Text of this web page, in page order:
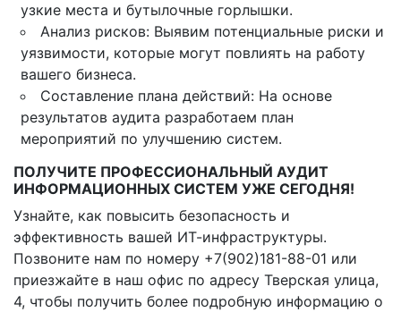
узкие места и бутылочные горлышки.
Анализ рисков: Выявим потенциальные риски и
уязвимости, которые могут повлиять на работу
вашего бизнеса.
Составление плана действий: На основе
результатов аудита разработаем план
мероприятий по улучшению систем.
ПОЛУЧИТЕ ПРОФЕССИОНАЛЬНЫЙ АУДИТ
ИНФОРМАЦИОННЫХ СИСТЕМ УЖЕ СЕГОДНЯ!
Узнайте, как повысить безопасность и
эффективность вашей ИТ-инфраструктуры.
Позвоните нам по номеру +7(902)181-88-01 или
приезжайте в наш офис по адресу Тверская улица,
4, чтобы получить более подробную информацию о